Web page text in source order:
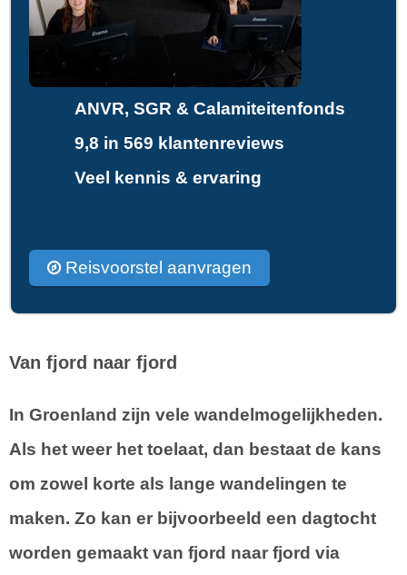
ANVR, SGR & Calamiteitenfonds
9,8 in 569 klantenreviews
Veel kennis & ervaring
Reisvoorstel aanvragen
Van fjord naar fjord
In Groenland zijn vele wandelmogelijkheden.
Als het weer het toelaat, dan bestaat de kans
om zowel korte als lange wandelingen te
maken. Zo kan er bijvoorbeeld een dagtocht
worden gemaakt van fjord naar fjord via